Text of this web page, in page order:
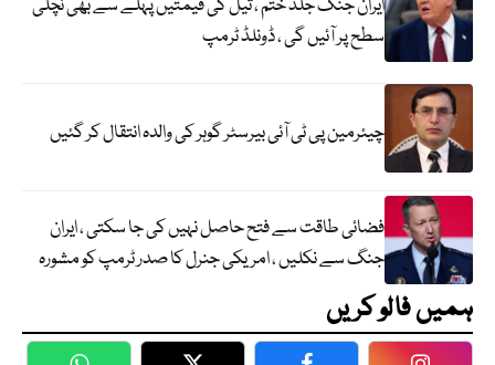
ایران جنگ جلد ختم ، تیل کی قیمتیں پہلے سے بھی نچلی
سطح پر آئیں گی ، ڈونلڈ ٹرمپ
چیئرمین پی ٹی آئی بیرسٹر گوہر کی والدہ انتقال کر گئیں
فضائی طاقت سے فتح حاصل نہیں کی جا سکتی ، ایران
جنگ سے نکلیں ، امریکی جنرل کا صدر ٹرمپ کو مشورہ
ہمیں فالو کریں